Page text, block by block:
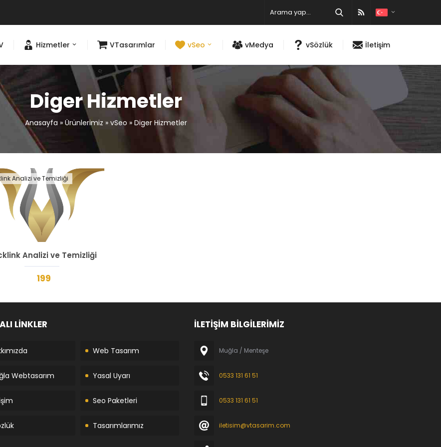
Hizmetler VTasarımlar vSeo vMedya vSözlük İletişim
Diger Hizmetler
Anasayfa » Ürünlerimiz » vSeo » Diger Hizmetler
Analizi ve Temizliği
Analizi ve Temizliği
199
LİNKLER
Web Tasarım
Webtasarım Yasal Uyarı
Seo Paketleri
Tasarımlarımız
İLETİŞİM BİLGİLERİMİZ
Muğla / Menteşe
0533 131 61 51
0533 131 61 51
iletisim@vtasarim.com